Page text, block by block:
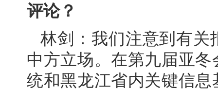
评论？
林剑：我们注意到有关
中方立场。在第九届亚
统和黑龙江省内关键信